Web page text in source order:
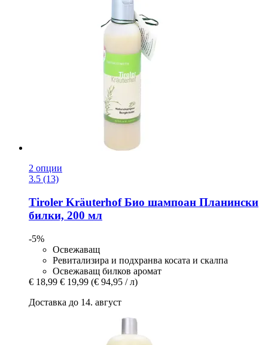
2 опции
3.5 (13)
Tiroler KräuterhofБио шампоан Планински
билки, 200 мл
-5%
Освежаващ
Ревитализира и подхранва косата и скалпа
Освежаващ билков аромат
€ 18,99 € 19,99 (€ 94,95 / л)
Доставка до 14. август